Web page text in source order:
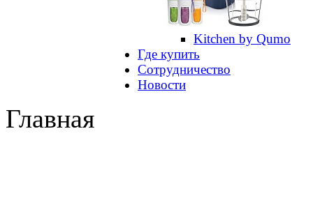
Kitchen by Qumo
Где купить
Сотрудничество
Новости
Главная